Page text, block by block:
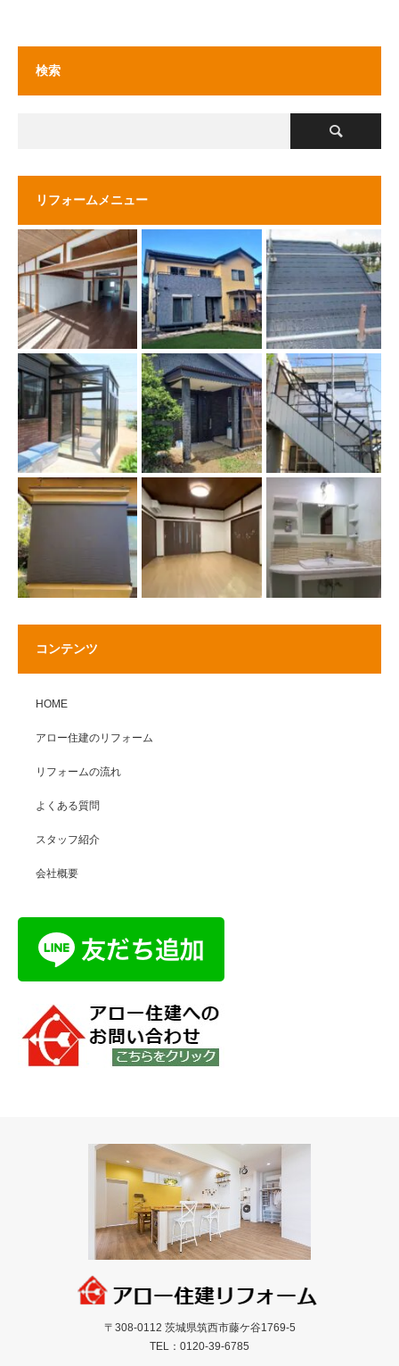
検索
リフォームメニュー
コンテンツ
HOME
アロー住建のリフォーム
リフォームの流れ
よくある質問
スタッフ紹介
会社概要
〒308-0112 茨城県筑西市藤ケ谷1769-5
TEL： 0120-39-6785